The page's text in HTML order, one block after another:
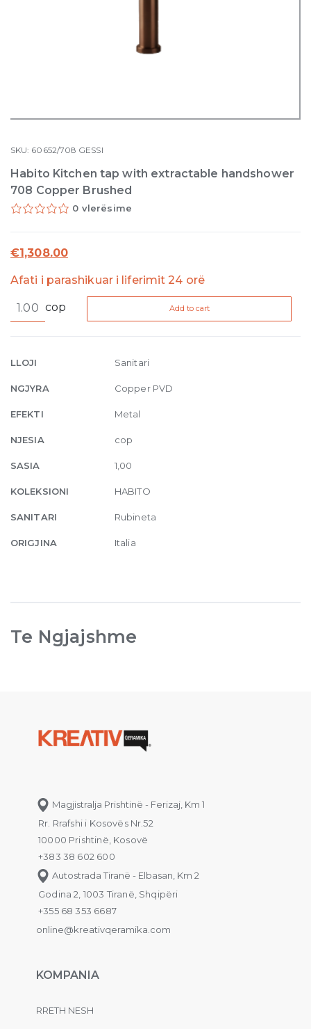
SKU: 60652/708 GESSI
Habito Kitchen tap with extractable handshower
708 Copper Brushed
0 vlerësime
€1,308.00
Afati i parashikuar i liferimit 24 orë
Kitchen
extractable
708
Copper
quantity
cop Add to cart
LLOJI Sanitari
NGJYRA Copper PVD
EFEKTI Metal
NJESIA cop
SASIA 1,00
KOLEKSIONI HABITO
SANITARI Rubineta
ORIGJINA Italia
Te Ngjajshme
Magjistralja Prishtinë - Ferizaj, Km 1
Rr. Rrafshi i Kosovës Nr.52
10000 Prishtinë, Kosovë
+383 38 602 600
Autostrada Tiranë - Elbasan, Km 2
Godina 2, 1003 Tiranë, Shqipëri
+355 68 353 6687
online@kreativqeramika.com
KOMPANIA
RRETH NESH